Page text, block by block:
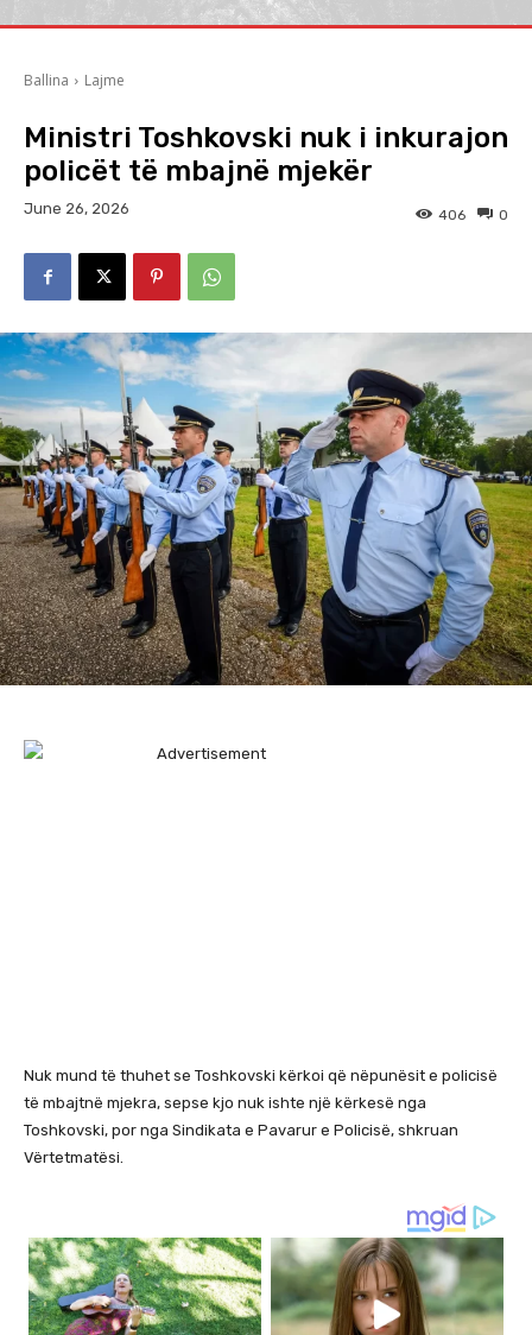
Ballina Lajme
Ministri Toshkovski nuk i inkurajon
policët të mbajnë mjekër
June 26, 2026 0
406
Nuk mund të thuhet se Toshkovski kërkoi që nëpunësit e policisë
të mbajtnë mjekra, sepse kjo nuk ishte një kërkesë nga
Toshkovski, por nga Sindikata e Pavarur e Policisë, shkruan
Vërtetmatësi.